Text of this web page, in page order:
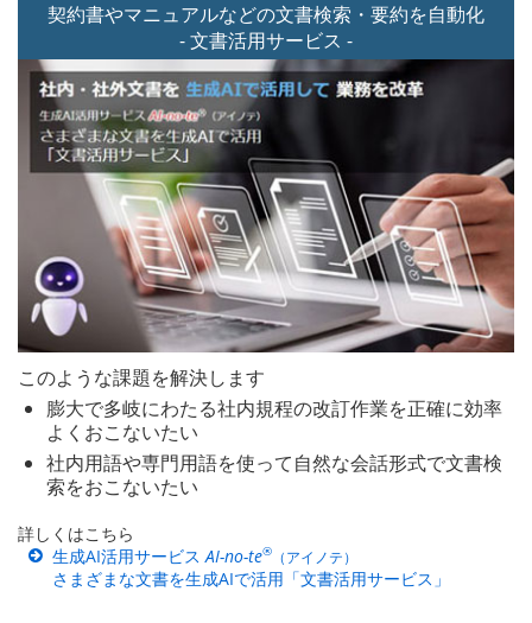
契約書やマニュアルなどの文書検索・要約を自動化
- 文書活用サービス -
このような課題を解決します
膨大で多岐にわたる社内規程の改訂作業を正確に効率
よくおこないたい
社内用語や専門用語を使って自然な会話形式で文書検
索をおこないたい
詳しくはこちら
生成AI活用サービスAI-no-te® （アイノテ）
さまざまな文書を生成AIで活用「文書活用サービス」